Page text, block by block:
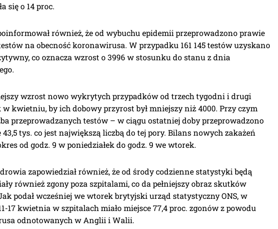
się o 14 proc.
również, że od wybuchu epidemii przeprowadzono prawie
na obecność koronawirusa. W przypadku 161 145 testów uzyskano
co oznacza wzrost o 3996 w stosunku do stanu z dnia
wzrost nowo wykrytych przypadków od trzech tygodni i drugi
w kwietniu, by ich dobowy przyrost był mniejszy niż 4000. Przy czym
przeprowadzanych testów – w ciągu ostatniej doby przeprowadzono
tys. co jest największą liczbą do tej pory. Bilans nowych zakażeń
od godz. 9 w poniedziałek do godz. 9 we wtorek.
zapowiedział również, że od środy codzienne statystyki będą
również zgony poza szpitalami, co da pełniejszy obraz skutków
podał wcześniej we wtorek brytyjski urząd statystyczny ONS, w
17 kwietnia w szpitalach miało miejsce 77,4 proc. zgonów z powodu
odnotowanych w Anglii i Walii.